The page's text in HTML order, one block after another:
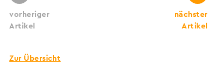
vorheriger
Artikel
nächster
Artikel
Zur Übersicht